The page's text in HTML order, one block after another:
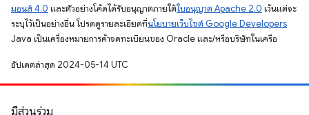
มอนส์ 4.0 และตัวอย่างโค้ดได้รับอนุญาตภายใต้ใบอนุญาต Apache 2.0 เว้นแต่จะ
ระบุไว้เป็นอย่างอื่น โปรดดูรายละเอียดที่นโยบายเว็บไซต์ Google Developers
Java เป็นเครื่องหมายการค้าจดทะเบียนของ Oracle และ/หรือบริษัทในเครือ
อัปเดตล่าสุด 2024-05-14 UTC
มีส่วนร่วม